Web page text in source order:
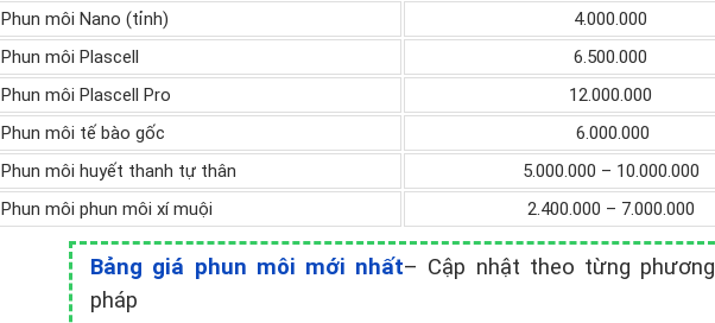
Phun môi Nano (tỉnh)
4.000.000
Phun môi Plascell
6.500.000
Phun môi Plascell Pro
12.000.000
Phun môi tế bào gốc
6.000.000
Phun môi huyết thanh tự thân
5.000.000 – 10.000.000
Phun môi phun môi xí muội
2.400.000 – 7.000.000
Bảng giá phun môi mới nhất– Cập nhật theo từng phương
pháp